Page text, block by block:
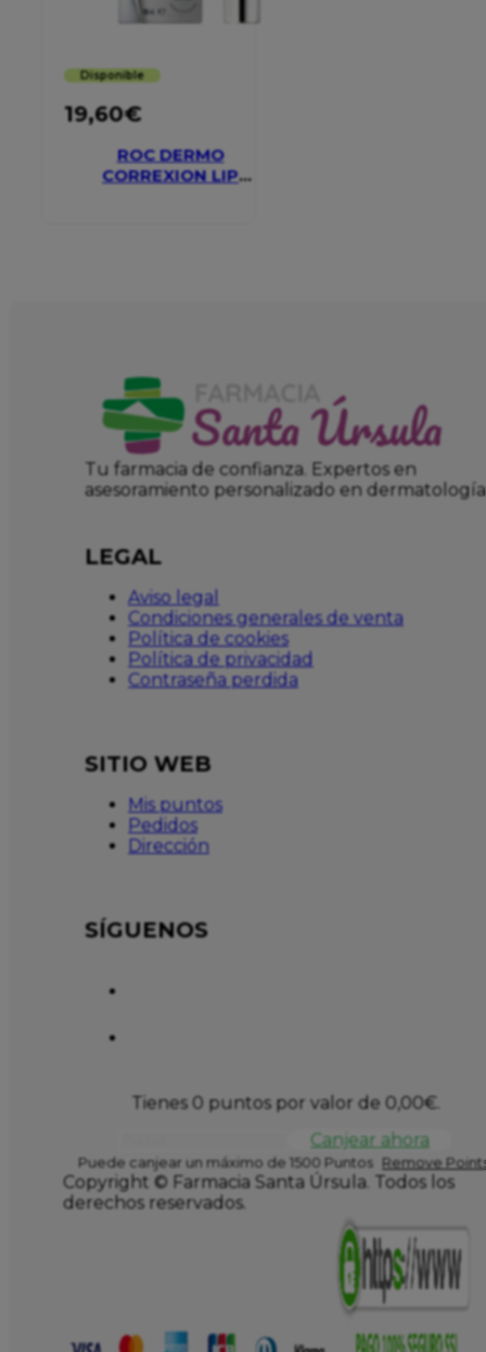
Disponible
19,60€
ROC DERMO
CORREXION LIP
Tu farmacia de confianza. Expertos en
asesoramiento personalizado en dermatología
LEGAL
Aviso legal
Condiciones generales de venta
Política de cookies
Política de privacidad
Contraseña perdida
SITIO WEB
Mis puntos
Pedidos
Dirección
SÍGUENOS
Tienes 0 puntos por valor de 0,00€.
Canjear ahora
Puede canjear un máximo de 1500 Puntos Remove
Copyright © Farmacia Santa Úrsula. Todos los
derechos reservados.